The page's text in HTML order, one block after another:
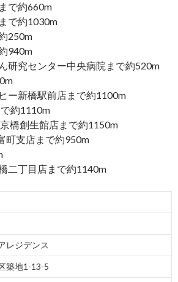
で約660m
で約1030m
250m
940m
研究センター中央病院まで約520m
ー新橋駅前店まで約1100m
約1110m
橋創生館店まで約1150m
町支店まで約950m
二丁目店まで約1140m
レジデンス
築地1-13-5